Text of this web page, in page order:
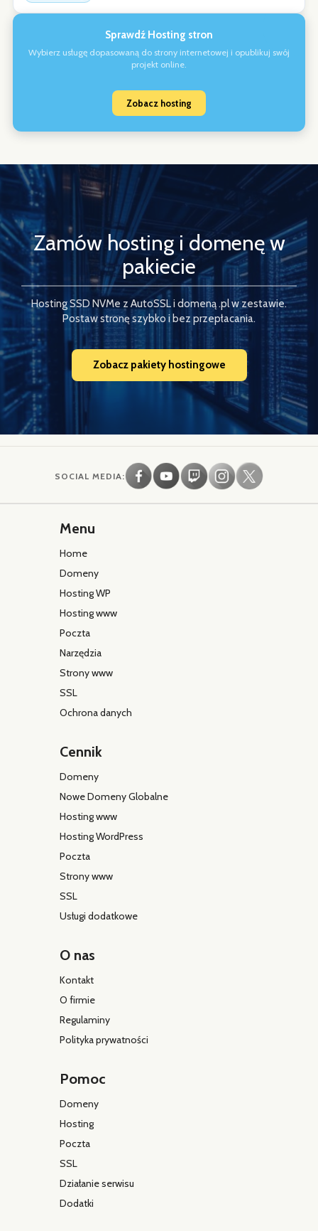
Sprawdź Hosting stron
Wybierz usługę dopasowaną do strony internetowej i opublikuj swój
projekt online.
Zobacz hosting
Zamów hosting i domenę w
pakiecie
Hosting SSD NVMe z AutoSSL i domeną .pl w zestawie.
Postaw stronę szybko i bez przepłacania.
Zobacz pakiety hostingowe
SOCIAL MEDIA:
Menu
Home
Domeny
Hosting WP
Hosting www
Poczta
Narzędzia
Strony www
SSL
Ochrona danych
Cennik
Domeny
Nowe Domeny Globalne
Hosting www
Hosting WordPress
Poczta
Strony www
SSL
Usługi dodatkowe
O nas
Kontakt
O firmie
Regulaminy
Polityka prywatności
Pomoc
Domeny
Hosting
Poczta
SSL
Działanie serwisu
Dodatki